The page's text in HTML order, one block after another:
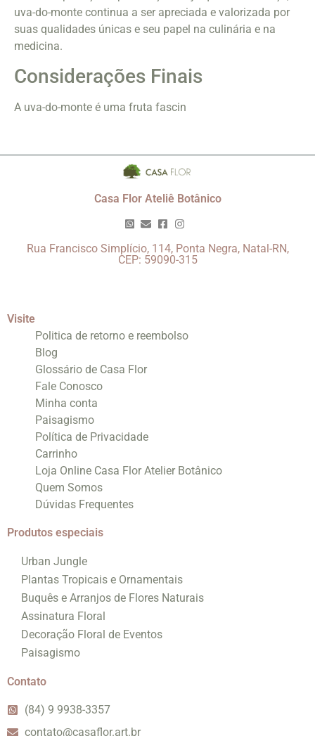
uva-do-monte continua a ser apreciada e valorizada por
suas qualidades únicas e seu papel na culinária e na
medicina.
Considerações Finais
A uva-do-monte é uma fruta fascin
Casa Flor Ateliê Botânico
Rua Francisco Simplício, 114, Ponta Negra, Natal-RN,
CEP: 59090-315
Visite
Politica de retorno e reembolso
Blog
Glossário de Casa Flor
Fale Conosco
Minha conta
Paisagismo
Política de Privacidade
Carrinho
Loja Online Casa Flor Atelier Botânico
Quem Somos
Dúvidas Frequentes
Produtos especiais
Urban Jungle
Plantas Tropicais e Ornamentais
Buquês e Arranjos de Flores Naturais
Assinatura Floral
Decoração Floral de Eventos
Paisagismo
Contato
(84) 9 9938-3357
contato@casaflor.art.br